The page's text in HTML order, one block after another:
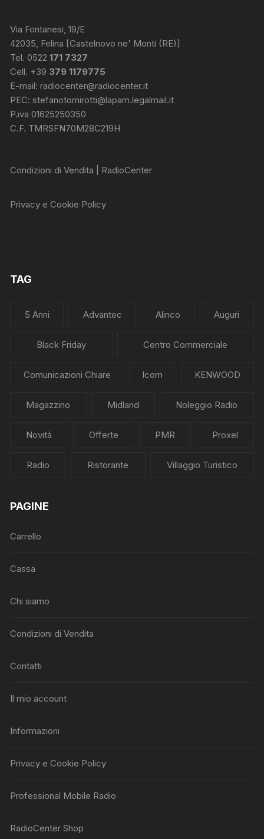
Via Fontanesi, 19/E
42035, Felina [Castelnovo ne' Monti (RE)]
Tel. 0522171 7327
Cell. +39 379 1179775
E-mail:radiocenter@radiocenter.it
PEC:stefanotomirotti@lapam.legalmail.it
P.iva 01625250350
C.F. TMRSFN70M28C219H
Condizioni di Vendita | RadioCenter
Privacy e Cookie Policy
TAG
5 Anni Advantec Alinco Auguri
Black Friday Centro Commerciale
Comunicazioni Chiare Icom KENWOOD
Magazzino Midland Noleggio Radio
Novità Offerte PMR Proxel
Radio Ristorante Villaggio Turistico
PAGINE
Carrello
Cassa
Chi siamo
Condizioni di Vendita
Contatti
Il mio account
Informazioni
Privacy e Cookie Policy
Professional Mobile Radio
RadioCenter Shop